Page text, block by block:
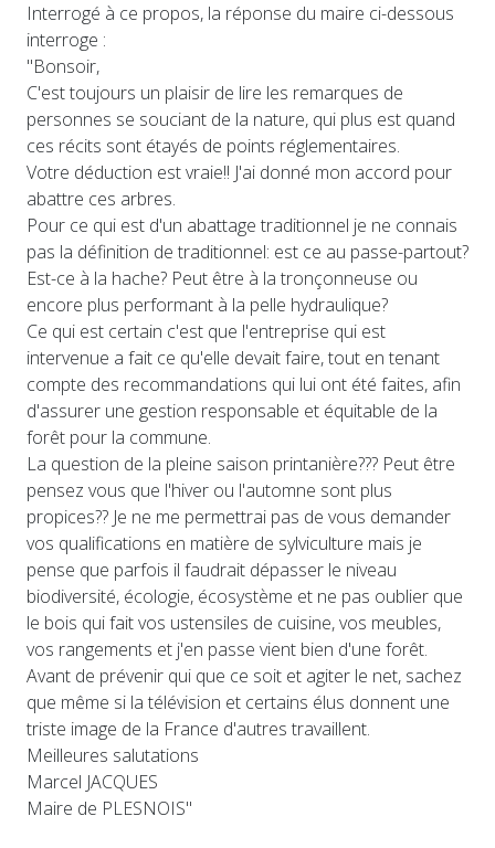
Interrogé à ce propos, la réponse du maire ci-dessous
interroge :
"Bonsoir,
C'est toujours un plaisir de lire les remarques de
personnes se souciant de la nature, qui plus est quand
ces récits sont étayés de points réglementaires.
Votre déduction est vraie!! J'ai donné mon accord pour
abattre ces arbres.
Pour ce qui est d'un abattage traditionnel je ne connais
pas la définition de traditionnel: est ce au passe-partout?
Est-ce à la hache? Peut être à la tronçonneuse ou
encore plus performant à la pelle hydraulique?
Ce qui est certain c'est que l'entreprise qui est
intervenue a fait ce qu'elle devait faire, tout en tenant
compte des recommandations qui lui ont été faites, afin
d'assurer une gestion responsable et équitable de la
forêt pour la commune.
La question de la pleine saison printanière??? Peut être
pensez vous que l'hiver ou l'automne sont plus
propices?? Je ne me permettrai pas de vous demander
vos qualifications en matière de sylviculture mais je
pense que parfois il faudrait dépasser le niveau
biodiversité, écologie, écosystème et ne pas oublier que
le bois qui fait vos ustensiles de cuisine, vos meubles,
vos rangements et j'en passe vient bien d'une forêt.
Avant de prévenir qui que ce soit et agiter le net, sachez
que même si la télévision et certains élus donnent une
triste image de la France d'autres travaillent.
Meilleures salutations
Marcel JACQUES
Maire de PLESNOIS"